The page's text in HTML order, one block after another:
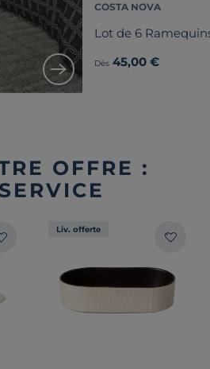
COSTA NOVA
Lot de 6
Dès 45,00 €
OFFRE :
Liv. offerte